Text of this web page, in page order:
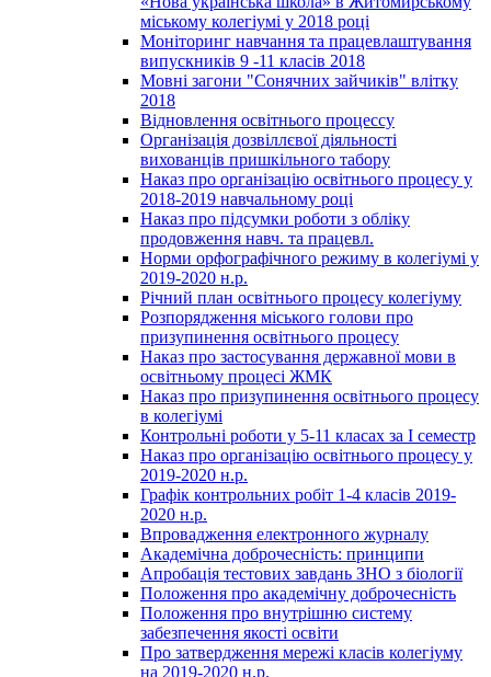
міському колегіумі у 2018 році
Моніторинг навчання та працевлаштування
випускників 9 -11 класів 2018
Мовні загони "Сонячних зайчиків" влітку
2018
Відновлення освітнього процессу
Організація дозвіллєвої діяльності
вихованців пришкільного табору
Наказ про організацію освітнього процесу у
2018-2019 навчальному році
Наказ про підсумки роботи з обліку
продовження навч. та працевл.
Норми орфографічного режиму в колегіумі у
2019-2020 н.р.
Річний план освітнього процесу колегіуму
Розпорядження міського голови про
призупинення освітнього процесу
Наказ про застосування державної мови в
освітньому процесі ЖМК
Наказ про призупинення освітнього процесу
в колегіумі
Контрольні роботи у 5-11 класах за І семестр
Наказ про організацію освітнього процесу у
2019-2020 н.р.
Графік контрольних робіт 1-4 класів 2019-
2020 н.р.
Впровадження електронного журналу
Академічна доброчесність: принципи
Апробація тестових завдань ЗНО з біології
Положення про академічну доброчесність
Положення про внутрішню систему
забезпечення якості освіти
Про затвердження мережі класів колегіуму
на 2019-2020 н.р.